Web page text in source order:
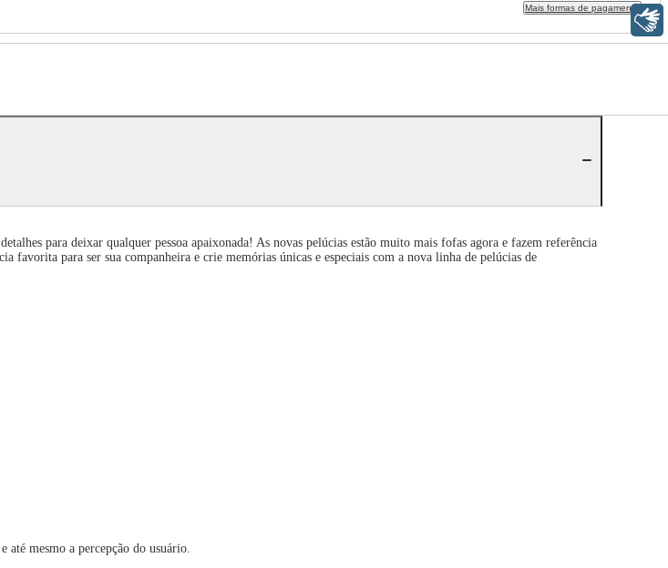
Mais formas de pagamento
para deixar qualquer pessoa apaixonada! As novas pelúcias estão muito mais fofas agora e fazem referência
favorita para ser sua companheira e crie memórias únicas e especiais com a nova linha de pelúcias de
até mesmo a percepção do usuário.
Libras